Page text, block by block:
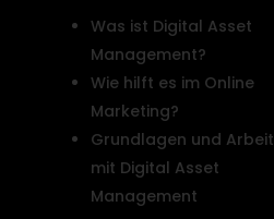
Was ist Digital Asset
Management?
Wie hilft es im Online
Marketing?
Grundlagen und Arbeit
mit Digital Asset
Management